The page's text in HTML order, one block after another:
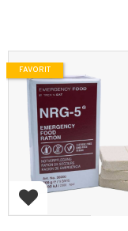
Lägg till i favoriter
FAVORIT